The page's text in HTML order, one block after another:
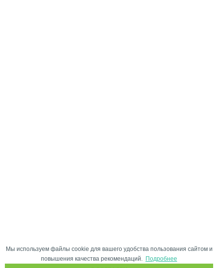
Мы используем файлы cookie для вашего удобства пользования сайтом и
повышения качества рекомендаций.
Подробнее